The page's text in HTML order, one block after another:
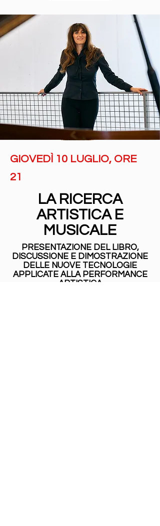
GIOVEDÌ 10 LUGLIO, ORE
21
LA RICERCA
ARTISTICA E
MUSICALE
PRESENTAZIONE DEL LIBRO,
DISCUSSIONE E DIMOSTRAZIONE
DELLE NUOVE TECNOLOGIE
APPLICATE ALLA PERFORMANCE
ARTISTICA